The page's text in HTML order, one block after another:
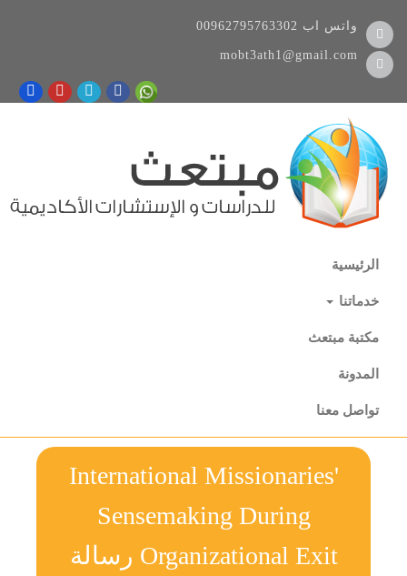
00962795763302 واتس اب
mobt3ath1@gmail.com
الرئيسية
خدماتنا
مكتبة مبتعث
المدونة
تواصل معنا
International Missionaries'
Sensemaking During
Organizational Exit رسالة